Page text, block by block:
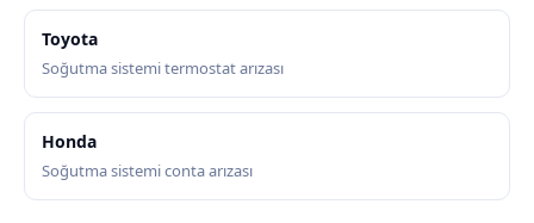
Toyota
Soğutma sistemi termostat arızası
Honda
Soğutma sistemi conta arızası